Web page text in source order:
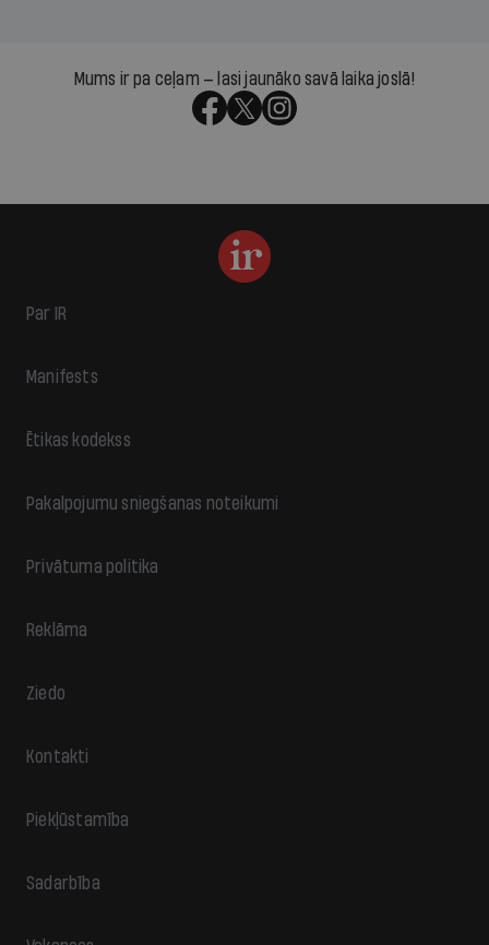
Mums ir pa ceļam — lasi jaunāko savā laika joslā!
Par IR
Manifests
Ētikas kodekss
Pakalpojumu sniegšanas noteikumi
Privātuma politika
Reklāma
Ziedo
Kontakti
Piekļūstamība
Sadarbība